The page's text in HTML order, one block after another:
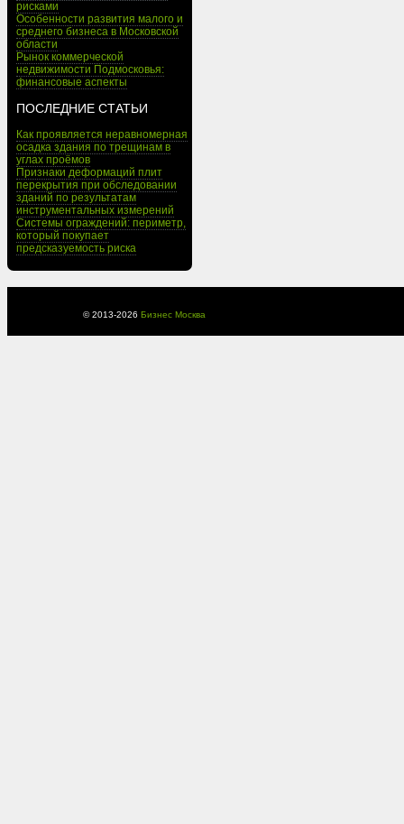
рисками
Особенности развития малого и
среднего бизнеса в Московской
области
Рынок коммерческой
недвижимости Подмосковья:
финансовые аспекты
ПОСЛЕДНИЕ СТАТЬИ
Как проявляется неравномерная
осадка здания по трещинам в
углах проёмов
Признаки деформаций плит
перекрытия при обследовании
зданий по результатам
инструментальных измерений
Системы ограждений: периметр,
который покупает
предсказуемость риска
© 2013-2026 Бизнес Москва